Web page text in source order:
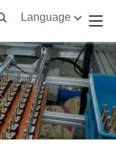
Language